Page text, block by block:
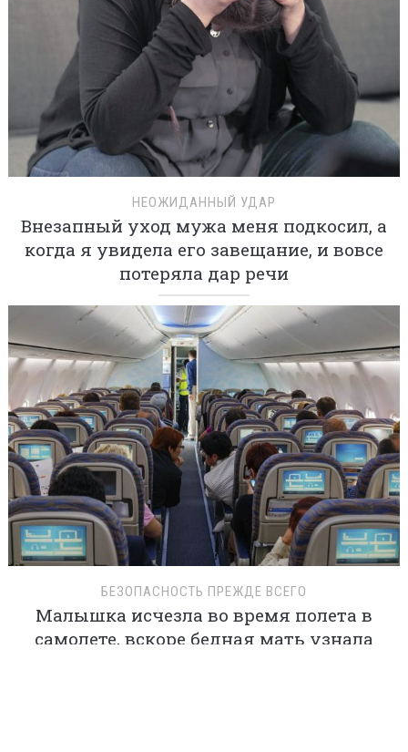
НЕОЖИДАННЫЙ УДАР
Внезапный уход мужа меня подкосил, а
когда я увидела его завещание, и вовсе
потеряла дар речи
БЕЗОПАСНОСТЬ ПРЕЖДЕ ВСЕГО
Малышка исчезла во время полета в
самолете, вскоре бедная мать узнала